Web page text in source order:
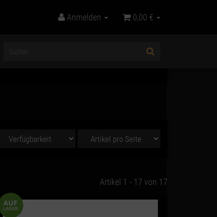
Anmelden 0,00 €
Artikel 1 - 17 von 17